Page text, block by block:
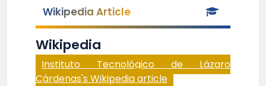
Wikipedia Article
Wikipedia
Instituto Tecnológico de Lázaro
Cárdenas's Wikipedia article